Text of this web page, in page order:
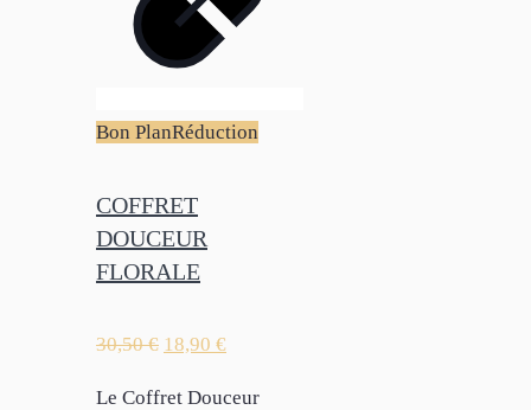
Bon PlanRéduction
COFFRET
DOUCEUR
FLORALE
30,50€ 18,90 €
Le Coffret Douceur